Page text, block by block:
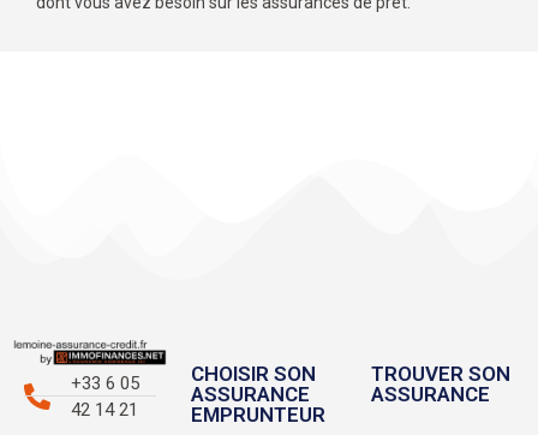
+33 6 05
42 14 21
CHOISIR SON
ASSURANCE
EMPRUNTEUR
TROUVER SON
ASSURANCE